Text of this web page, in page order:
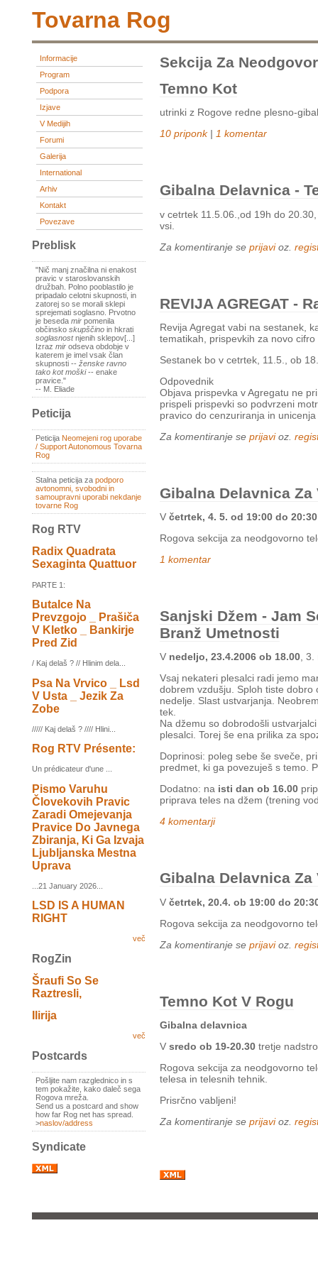
Tovarna Rog
Informacije
Program
Podpora
Izjave
V Medijih
Forumi
Galerija
International
Arhiv
Kontakt
Povezave
Preblisk
"Nič manj značilna ni enakost
pravic v staroslovanskih
družbah. Polno pooblastilo je
pripadalo celotni skupnosti, in
zatorej so se morali sklepi
sprejemati soglasno. Prvotno
je beseda mir pomenila
občinsko skupščino in hkrati
soglasnostnjenih sklepov[...]
Izraz mir odseva obdobje v
katerem je imel vsak član
skupnosti -- ženske ravno
tako kot moški-- enake
pravice."
-- M. Eliade
Peticija
Peticija Neomejeni rog uporabe
/ Support Autonomous Tovarna
Rog
Stalna peticija za podporo
avtonomni, svobodni in
samoupravni uporabi nekdanje
tovarne Rog
Rog RTV
Radix Quadrata
Sexaginta Quattuor
PARTE 1:
Butalce Na
Prevzgojo _ Prašiča
V Kletko _ Bankirje
Pred Zid
/ Kaj delaš ? // Hlinim dela...
Psa Na Vrvico _ Lsd
V Usta _ Jezik Za
Zobe
///// Kaj delaš ? //// Hlini...
Rog RTV Présente:
Un prédicateur d'une ...
Pismo Varuhu
Človekovih Pravic
Zaradi Omejevanja
Pravice Do Javnega
Zbiranja, Ki Ga Izvaja
Ljubljanska Mestna
Uprava
...21 January 2026...
LSD IS A HUMAN
RIGHT
več
RogZin
Šraufi So Se
Raztresli,
Ilirija
več
Postcards
Pošljite nam razglednico in s
tem pokažite, kako daleč sega
Rogova mreža.
Send us a postcard and show
how far Rog net has spread.
>naslov/address
Syndicate
Sekcija Za
Temno Kot
utrinki z Rogove redne plesno-
10 priponk| 1 komentar
Gibalna Delavnica -
v cetrtek 11.5.06.,od 19h do
vsi.
Za komentiranje se prijavioz.
REVIJA AGREGAT -
Revija Agregat vabi na sestanek,
tematikah, prispevkih za novo
Sestanek bo v cetrtek, 11.5., ob
Odpovednik
Objava prispevka v Agregatu ne
prispeli prispevki so podvrzeni
pravico do cenzuriranja in
Za komentiranje se prijavioz.
Gibalna Delavnica Za
V četrtek, 4. 5. od 19:00 do 20:30
Rogova sekcija za neodgovorno
1 komentar
Sanjski Džem - Jam
Branž Umetnosti
V nedeljo, 23.4.2006 ob 18.00, 3.
Vsaj nekateri plesalci radi jemo
dobrem vzdušju. Sploh tiste
nedelje. Slast ustvarjanja.
tek.
Na džemu so dobrodošli
plesalci. Torej še ena prilika za
Doprinosi: poleg sebe še sveče,
predmet, ki ga povezuješ s temo.
Dodatno: na isti dan ob 16.00
priprava teles na džem (trening
4 komentarji
Gibalna Delavnica Za
V četrtek, 20.4. ob 19:00 do
Rogova sekcija za neodgovorno
Za komentiranje se prijavioz.
Temno Kot V Rogu
Gibalna delavnica
V sredo ob 19-20.30 tretje
Rogova sekcija za neodgovorno
telesa in telesnih tehnik.
Prisrčno vabljeni!
Za komentiranje se prijavioz.